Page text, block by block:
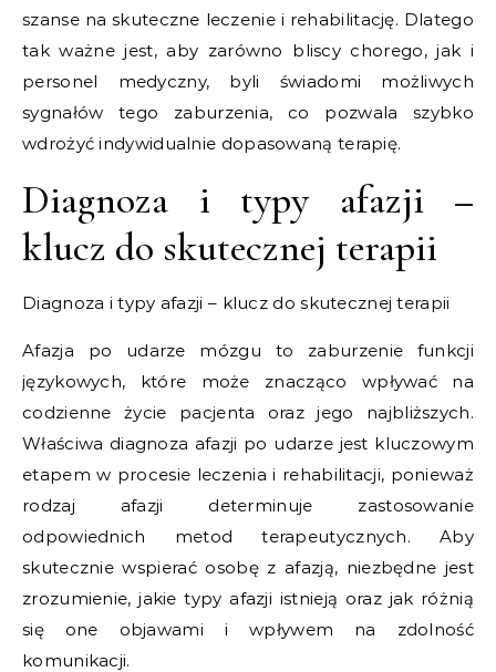
szanse na skuteczne leczenie i rehabilitację. Dlatego
tak ważne jest, aby zarówno bliscy chorego, jak i
personel medyczny, byli świadomi możliwych
sygnałów tego zaburzenia, co pozwala szybko
wdrożyć indywidualnie dopasowaną terapię.
Diagnoza i typy afazji –
klucz do skutecznej terapii
Diagnoza i typy afazji – klucz do skutecznej terapii
Afazja po udarze mózgu to zaburzenie funkcji
językowych, które może znacząco wpływać na
codzienne życie pacjenta oraz jego najbliższych.
Właściwa diagnoza afazji po udarze jest kluczowym
etapem w procesie leczenia i rehabilitacji, ponieważ
rodzaj afazji determinuje zastosowanie
odpowiednich metod terapeutycznych. Aby
skutecznie wspierać osobę z afazją, niezbędne jest
zrozumienie, jakie typy afazji istnieją oraz jak różnią
się one objawami i wpływem na zdolność
komunikacji.